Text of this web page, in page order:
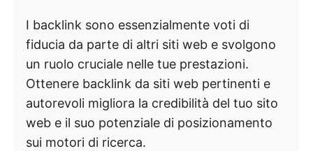
I backlink sono essenzialmente voti di
fiducia da parte di altri siti web e svolgono
un ruolo cruciale nelle tue prestazioni.
Ottenere backlink da siti web pertinenti e
autorevoli migliora la credibilità del tuo sito
web e il suo potenziale di posizionamento
sui motori di ricerca.